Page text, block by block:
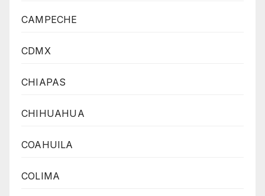
CAMPECHE
CDMX
CHIAPAS
CHIHUAHUA
COAHUILA
COLIMA